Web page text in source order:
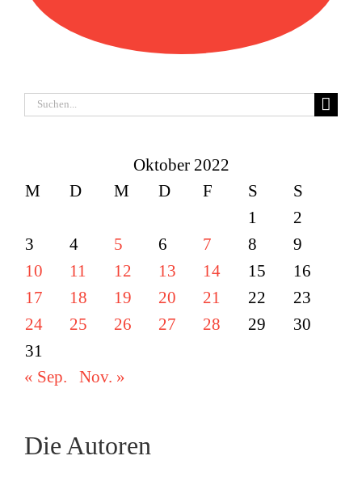
Suche
Oktober 2022
M
D M D F S
S
1
2
3
4 5 6 7 8
9
10
11 12 13 14 15
16
17
18 19 20 21 22
23
24
25 26 27 28 29
30
31
« Sep.
Nov. »
Die Autoren